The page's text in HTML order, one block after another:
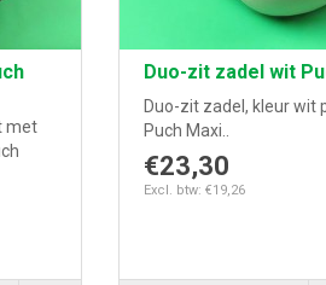
met
Duo-zit zadel wit
Duo-zit zadel, kleur wit
Puch Maxi..
€23,30
Excl. btw: €19,26